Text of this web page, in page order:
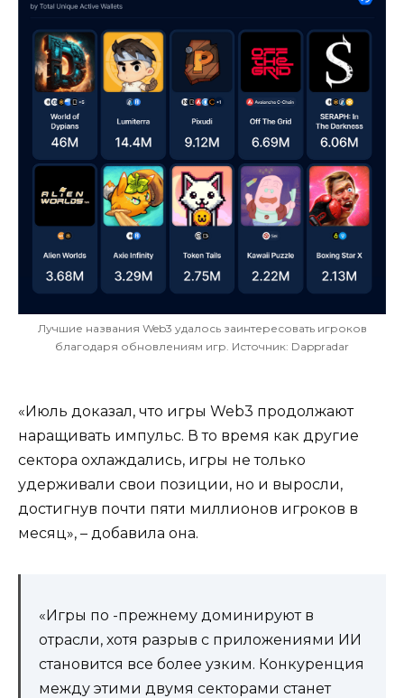
Лучшие названия Web3 удалось заинтересовать игроков
благодаря обновлениям игр. Источник: Dappradar
«Июль доказал, что игры Web3 продолжают
наращивать импульс. В то время как другие
сектора охлаждались, игры не только
удерживали свои позиции, но и выросли,
достигнув почти пяти миллионов игроков в
месяц», – добавила она.
«Игры по -прежнему доминируют в
отрасли, хотя разрыв с приложениями ИИ
становится все более узким. Конкуренция
между этими двумя секторами станет